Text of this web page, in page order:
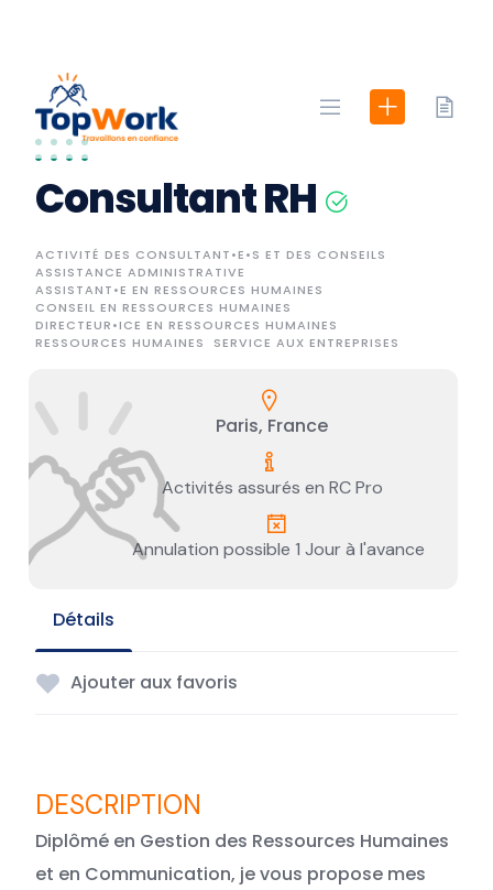
Consultant RH
ACTIVITÉ DES CONSULTANT•E•S ET DES CONSEILS
ASSISTANCE ADMINISTRATIVE
ASSISTANT•E EN RESSOURCES HUMAINES
CONSEIL EN RESSOURCES HUMAINES
DIRECTEUR•ICE EN RESSOURCES HUMAINES
RESSOURCES HUMAINES
SERVICE AUX ENTREPRISES
Paris, France
Activités assurés en RC Pro
Annulation possible 1 Jour à l'avance
Détails
Ajouter aux favoris
Diplômé en Gestion des Ressources Humaines
et en Communication, je vous propose mes